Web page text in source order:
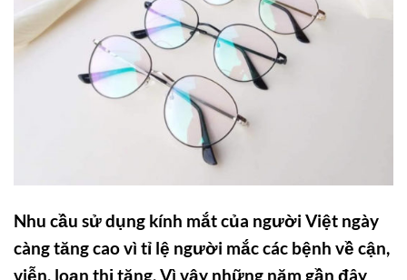
Nhu cầu sử dụng kính mắt của người Việt ngày
càng tăng cao vì tỉ lệ người mắc các bệnh về cận,
viễn, loạn thị tăng. Vì vậy những năm gần đây